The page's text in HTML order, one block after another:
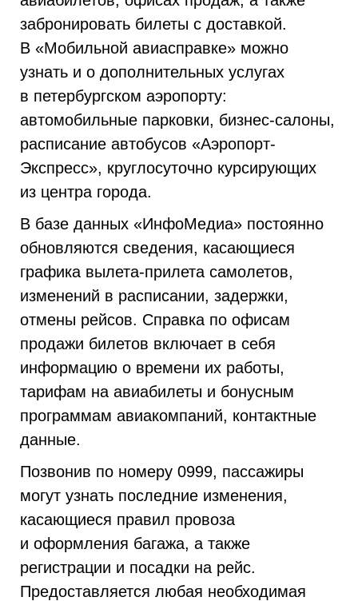
забронировать билеты с доставкой.
В «Мобильной авиасправке» можно
узнать и о дополнительных услугах
в петербургском аэропорту:
автомобильные парковки, бизнес-салоны,
расписание автобусов «Аэропорт-
Экспресс», круглосуточно курсирующих
из центра города.
В базе данных «ИнфоМедиа» постоянно
обновляются сведения, касающиеся
графика вылета-прилета самолетов,
изменений в расписании, задержки,
отмены рейсов. Справка по офисам
продажи билетов включает в себя
информацию о времени их работы,
тарифам на авиабилеты и бонусным
программам авиакомпаний, контактные
данные.
Позвонив по номеру 0999, пассажиры
могут узнать последние изменения,
касающиеся правил провоза
и оформления багажа, а также
регистрации и посадки на рейс.
Предоставляется любая необходимая